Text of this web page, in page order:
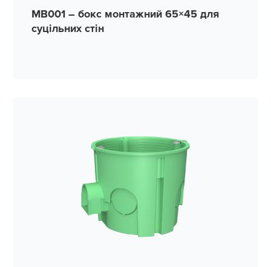
MB001 – бокс монтажний 65×45 для
суцільних стін